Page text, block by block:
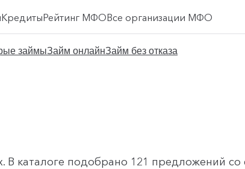
КредитыРейтинг МФОВсе организации МФО
займыЗайм онлайнЗайм без отказа
каталоге подобрано 121 предложений